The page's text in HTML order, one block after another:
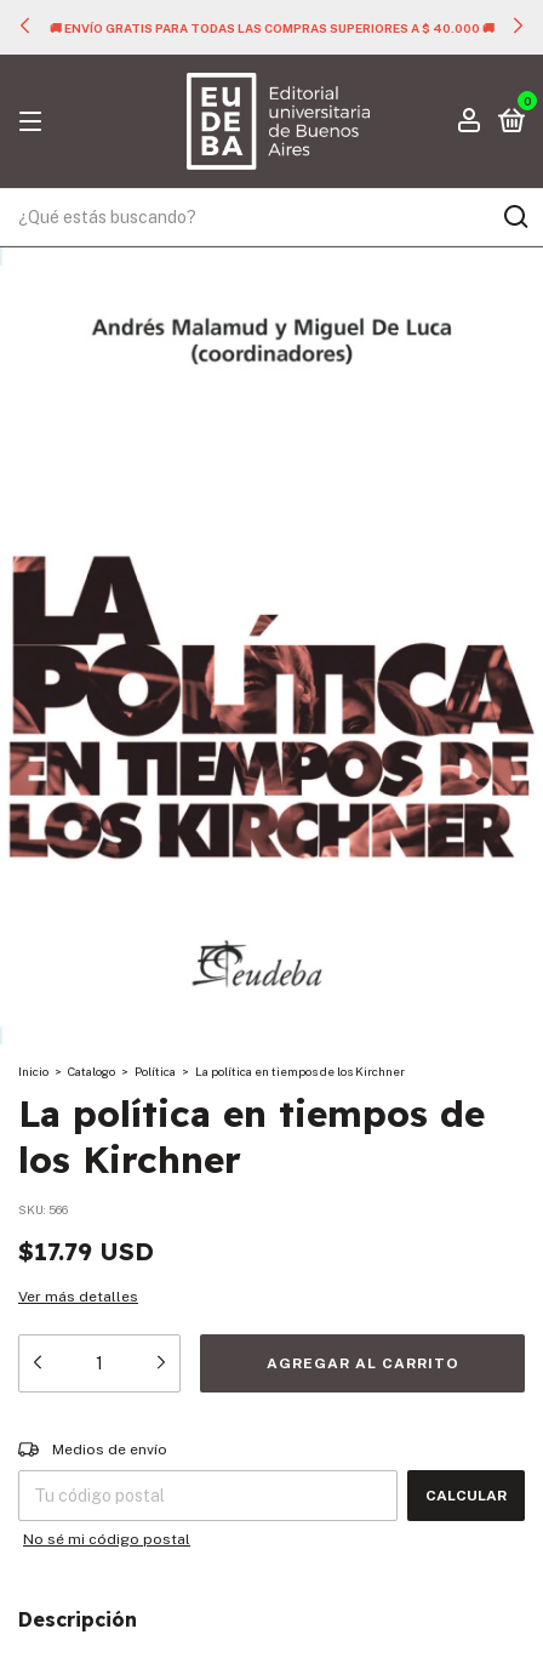
🚚 ENVÍO GRATIS PARA TODAS LAS COMPRAS SUPERIORES A $ 40.000 🚚
0
Inicio > Catalogo > Política > La política en tiempos de los Kirchner
La política en tiempos de
los Kirchner
SKU: 566
$17.79 USD
Ver más detalles
Entregas para el CP:
Medios de envío
CALCULAR
No sé mi código postal
Descripción